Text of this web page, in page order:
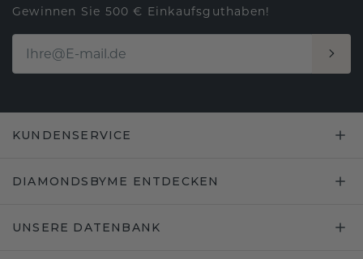
Gewinnen Sie 500 € Einkaufsguthaben!
KUNDENSERVICE
DIAMONDSBYME ENTDECKEN
UNSERE DATENBANK